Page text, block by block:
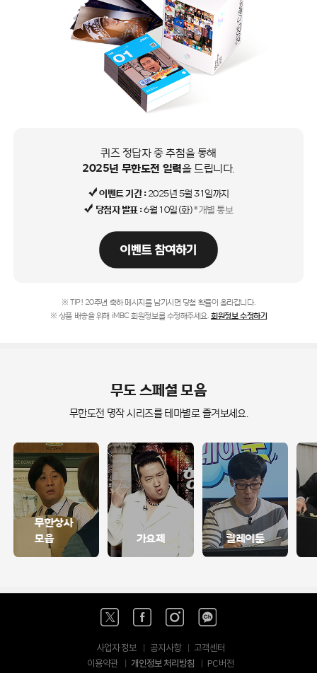
퀴즈 정답자 중 추첨을 통해
2025년 무한도전 일력을 드립니다.
이벤트 기간 : 2025년 5월 31일까지
당첨자 발표 :6월 10일(화)*개별 통보
※ TIP! 20주년 축하 메시지를 남기시면 당첨 확률이 올라갑니다.
※ 상품 배송을 위해 iMBC 회원정보를 수정해주세요.회원정보 수정하기
무도 스페셜 모음
무한도전 명작 시리즈를 테마별로 즐겨보세요.
무한상사
모음
가요제 릴레이툰
사업자 정보 공지사항
고객센터
이용약관
개인정보 처리방침 PC 버전